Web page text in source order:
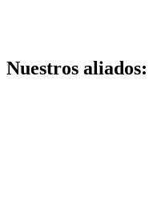
Nuestros aliados: